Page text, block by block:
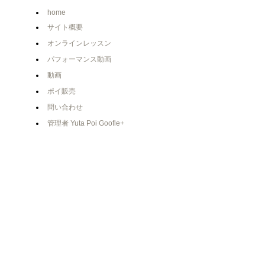
home
サイト概要
オンラインレッスン
パフォーマンス動画
動画
ポイ販売
問い合わせ
管理者 Yuta Poi Goofle+